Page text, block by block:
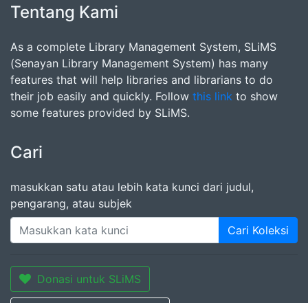
Tentang Kami
As a complete Library Management System, SLiMS
(Senayan Library Management System) has many
features that will help libraries and librarians to do
their job easily and quickly. Follow this link to show
some features provided by SLiMS.
Cari
masukkan satu atau lebih kata kunci dari judul,
pengarang, atau subjek
Cari Koleksi
Donasi untuk SLiMS